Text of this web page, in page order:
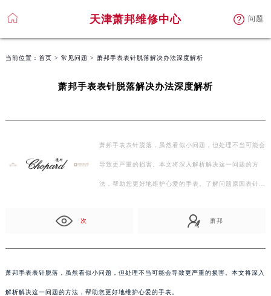
天津萧邦维修中心 问题
当前位置： 首页 > 常见问题 > 萧邦手表表针脱落解决办法深度解析
萧邦手表表针脱落解决办法深度解析
萧邦手表表针脱落，虽然看似小问题，但处理不当可能会
导致更严重的损害。本文将深入解析解决这一问题的方
法，帮助您更好地维护心爱的手表。了解问题原因表针
次 萧邦
萧邦手表表针脱落，虽然看似小问题，但处理不当可能会导致更严重的损害。本文将深入
解析解决这一问题的方法，帮助您更好地维护心爱的手表。